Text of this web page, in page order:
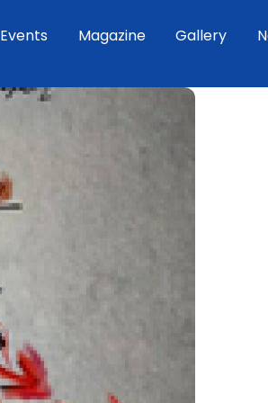
Events Magazine Gallery